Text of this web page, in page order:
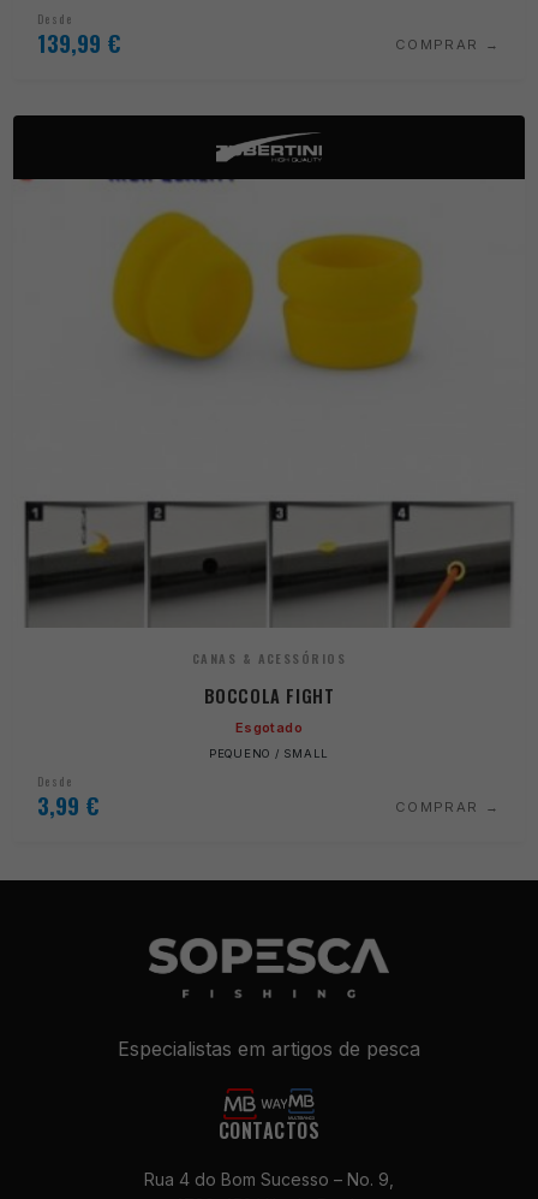
Desde
139,99 € COMPRAR
CANAS & ACESSÓRIOS
BOCCOLA FIGHT
Esgotado
PEQUENO / SMALL
Desde
3,99 € COMPRAR
Especialistas em artigos de pesca
CONTACTOS
Rua 4 do Bom Sucesso – No. 9,